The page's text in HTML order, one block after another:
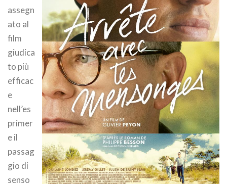
assegn
ato al
film
giudica
to più
efficac
e
nell’es
primer
e il
passag
gio di
senso